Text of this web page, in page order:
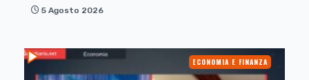
5 Agosto 2026
ECONOMIA E FINANZA